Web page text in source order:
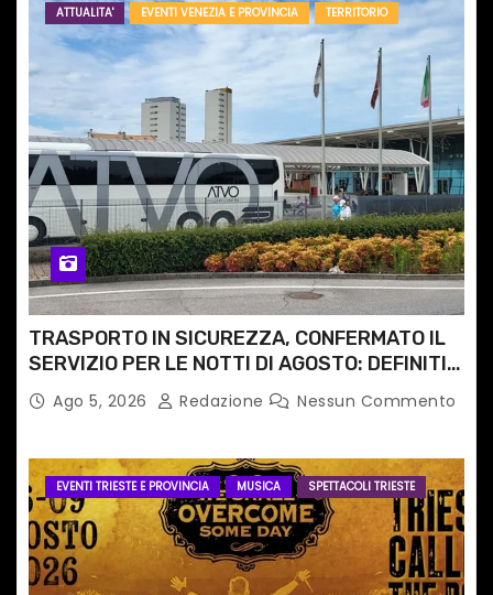
ATTUALITA' EVENTI VENEZIA E PROVINCIA TERRITORIO
TRASPORTO IN SICUREZZA, CONFERMATO IL
SERVIZIO PER LE NOTTI DI AGOSTO: DEFINITI
PERCORSI, FERMATE E ORARIO
Ago 5, 2026 Redazione Nessun Commento
EVENTI TRIESTE E PROVINCIA MUSICA SPETTACOLI TRIESTE